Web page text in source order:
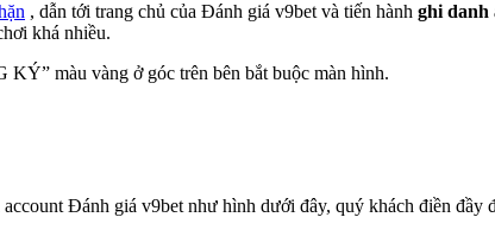
, dẫn tới trang chủ của Đánh giá v9bet và tiến hành ghi danh
khá nhiều.
màu vàng ở góc trên bên bắt buộc màn hình.
Đánh giá v9bet như hình dưới đây, quý khách điền đầy